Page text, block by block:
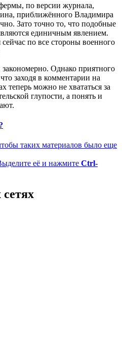
по версии журнала,
приближённого Владимира
Зато точно то, что подобные
единичным явлением.
по все стороны военного
Однако приятного
заходя в комментарии на
теперь можно не хвататься за
глупости, а понять и
таких материалов было еще
её и нажмите Ctrl-